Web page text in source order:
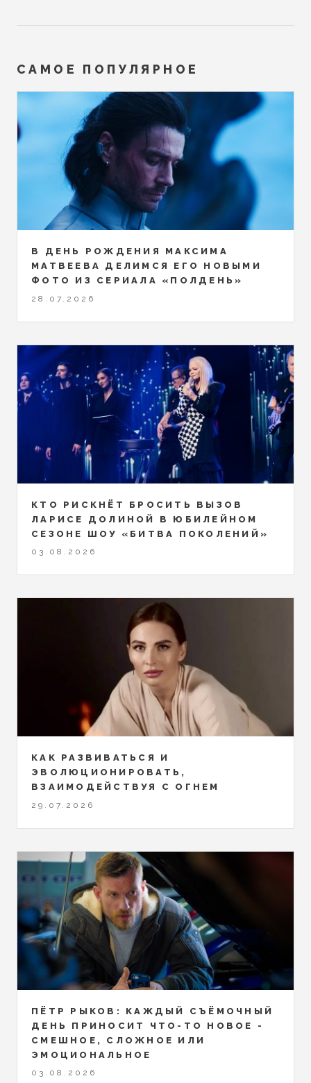
САМОЕ ПОПУЛЯРНОЕ
В ДЕНЬ РОЖДЕНИЯ МАКСИМА
МАТВЕЕВА ДЕЛИМСЯ ЕГО НОВЫМИ
ФОТО ИЗ СЕРИАЛА «ПОЛДЕНЬ»
28.07.2026
КТО РИСКНЁТ БРОСИТЬ ВЫЗОВ
ЛАРИСЕ ДОЛИНОЙ В ЮБИЛЕЙНОМ
СЕЗОНЕ ШОУ «БИТВА ПОКОЛЕНИЙ»
03.08.2026
КАК РАЗВИВАТЬСЯ И
ЭВОЛЮЦИОНИРОВАТЬ,
ВЗАИМОДЕЙСТВУЯ С ОГНЕМ
29.07.2026
ПЁТР РЫКОВ: КАЖДЫЙ СЪЁМОЧНЫЙ
ДЕНЬ ПРИНОСИТ ЧТО-ТО НОВОЕ -
СМЕШНОЕ, СЛОЖНОЕ ИЛИ
ЭМОЦИОНАЛЬНОЕ
03.08.2026